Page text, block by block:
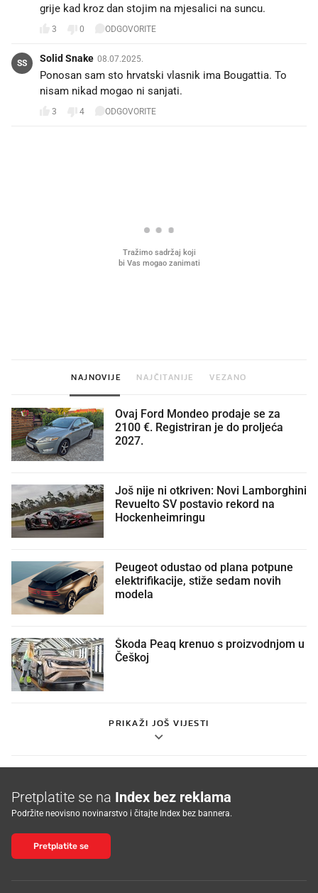
grije kad kroz dan stojim na mjesalici na suncu.
3 0 ODGOVORITE
SS Solid Snake 08.07.2025.
Ponosan sam sto hrvatski vlasnik ima Bougattia. To
nisam nikad mogao ni sanjati.
3 4 ODGOVORITE
NAJNOVIJE NAJČITANIJE VEZANO
Ovaj Ford Mondeo prodaje se za
2100 €. Registriran je do proljeća
2027.
Još nije ni otkriven: Novi Lamborghini
Revuelto SV postavio rekord na
Hockenheimringu
Peugeot odustao od plana potpune
elektrifikacije, stiže sedam novih
modela
Škoda Peaq krenuo s proizvodnjom u
Češkoj
PRIKAŽI JOŠ VIJESTI
Pretplatite se na Index bez reklama
Podržite neovisno novinarstvo i čitajte Index bez bannera.
Pretplatite se